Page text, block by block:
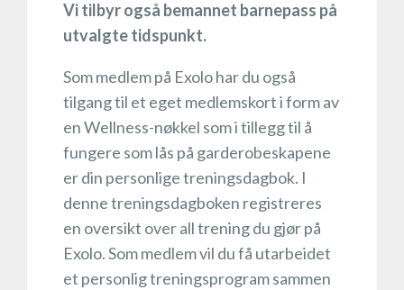
Vi tilbyr også bemannet barnepass på
utvalgte tidspunkt.
Som medlem på Exolo har du også
tilgang til et eget medlemskort i form av
en Wellness-nøkkel som i tillegg til å
fungere som lås på garderobeskapene
er din personlige treningsdagbok. I
denne treningsdagboken registreres
en oversikt over all trening du gjør på
Exolo. Som medlem vil du få utarbeidet
et personlig treningsprogram sammen